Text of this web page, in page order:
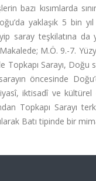
bazı kısımlarda
yaklaşık 5 bin
saray teşkilatına da
M.Ö. 9.-7.
Sarayı,
öncesinde
iktisadî ve
Topkapı Sarayı
Batı tipinde bir